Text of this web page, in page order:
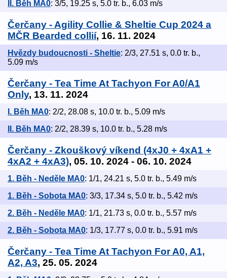
II. Běh MA0: 3/5, 19.25 s, 5.0 tr. b., 6.03 m/s
Čerčany - Agility Collie & Sheltie Cup 2024 a
MČR Bearded collií, 16. 11. 2024
Hvězdy budoucnosti - Sheltie: 2/3, 27.51 s, 0.0 tr. b.,
5.09 m/s
Čerčany - Tea Time At Tachyon For A0/A1
Only, 13. 11. 2024
I. Běh MA0: 2/2, 28.08 s, 10.0 tr. b., 5.09 m/s
II. Běh MA0: 2/2, 28.39 s, 10.0 tr. b., 5.28 m/s
Čerčany - Zkouškový víkend (4xJ0 + 4xA1 +
4xA2 + 4xA3), 05. 10. 2024 - 06. 10. 2024
1. Běh - Neděle MA0: 1/1, 24.21 s, 5.0 tr. b., 5.49 m/s
1. Běh - Sobota MA0: 3/3, 17.34 s, 5.0 tr. b., 5.42 m/s
2. Běh - Neděle MA0: 1/1, 21.73 s, 0.0 tr. b., 5.57 m/s
2. Běh - Sobota MA0: 1/3, 17.77 s, 0.0 tr. b., 5.91 m/s
Čerčany - Tea Time At Tachyon For A0, A1,
A2, A3, 25. 05. 2024